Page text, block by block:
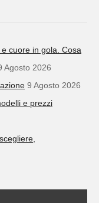
cuore in gola. Cosa
Agosto 2026
9 Agosto 2026
e prezzi